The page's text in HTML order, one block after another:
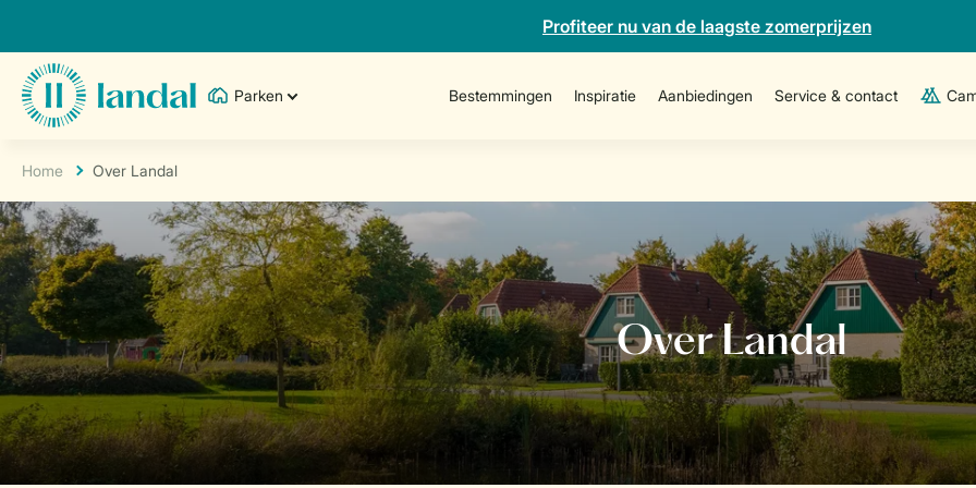
Profiteer nu van de laagste zomerprijzen
Parken Bestemmingen Inspiratie Aanbiedingen Service & contact
Home Over Landal